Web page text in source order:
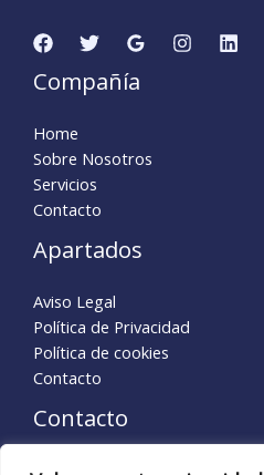
Compañía
Home
Sobre Nosotros
Servicios
Contacto
Apartados
Aviso Legal
Política de Privacidad
Política de cookies
Contacto
Contacto
Madrid